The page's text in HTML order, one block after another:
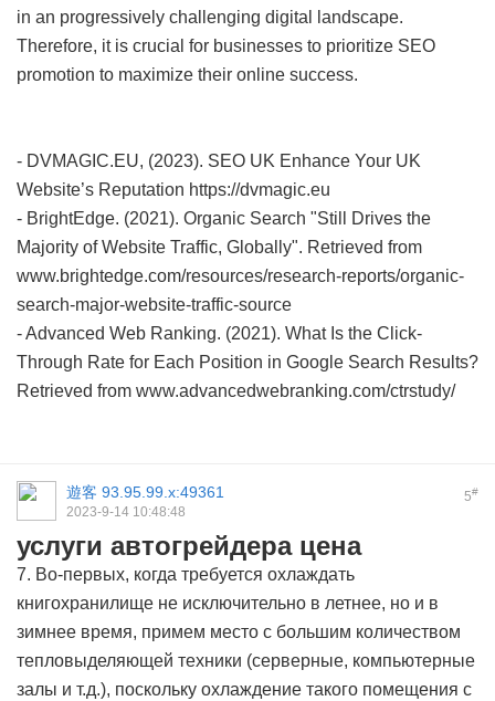
in an progressively challenging digital landscape.
Therefore, it is crucial for businesses to prioritize SEO
promotion to maximize their online success.
- DVMAGIC.EU, (2023). SEO UK Enhance Your UK
Website’s Reputation https://dvmagic.eu
- BrightEdge. (2021). Organic Search "Still Drives the
Majority of Website Traffic, Globally". Retrieved from
www.brightedge.com/resources/research-reports/organic-
search-major-website-traffic-source
- Advanced Web Ranking. (2021). What Is the Click-
Through Rate for Each Position in Google Search Results?
Retrieved from www.advancedwebranking.com/ctrstudy/
5#
遊客 93.95.99.x:49361
2023-9-14 10:48:48
услуги автогрейдера цена
7. Во-первых, когда требуется охлаждать
книгохранилище не исключительно в летнее, но и в
зимнее время, примем место с большим количеством
тепловыделяющей техники (серверные, компьютерные
залы и т.д.), поскольку охлаждение такого помещения с